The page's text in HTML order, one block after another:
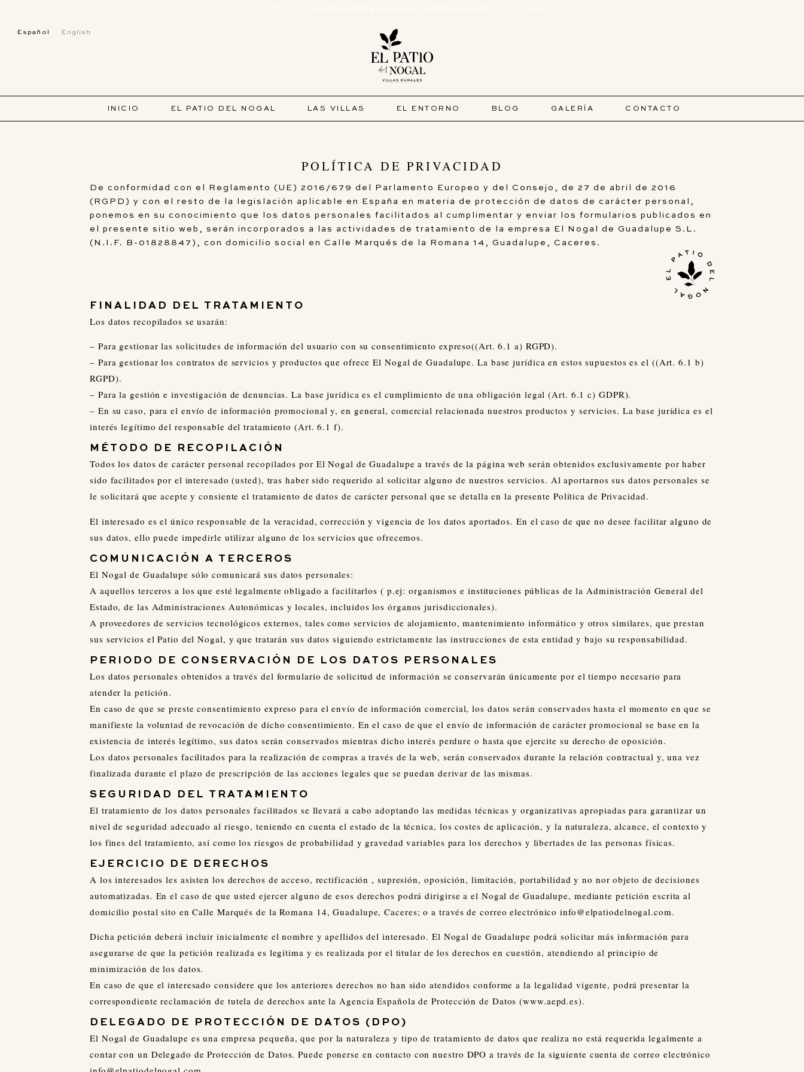
Español English
INICIO EL PATIO DEL NOGAL LAS VILLAS EL ENTORNO BLOG GALERÍA CONTACTO
POLÍTICA DE PRIVACIDAD
De conformidad con el Reglamento (UE) 2016/679 del Parlamento Europeo y del Consejo, de 27 de abril de 2016
(RGPD) y con el resto de la legislación aplicable en España en materia de protección de datos de carácter personal,
ponemos en su conocimiento que los datos personales facilitados al cumplimentar y enviar los formularios publicados en
el presente sitio web, serán incorporados a las actividades de tratamiento de la empresa El Nogal de Guadalupe S.L.
(N.I.F. B-01828847), con domicilio social en Calle Marqués de la Romana 14, Guadalupe, Caceres.
FINALIDAD DEL TRATAMIENTO
Los datos recopilados se usarán:
– Para gestionar las solicitudes de información del usuario con su consentimiento expreso((Art. 6.1 a) RGPD).
– Para gestionar los contratos de servicios y productos que ofrece El Nogal de Guadalupe. La base jurídica en estos supuestos es el ((Art. 6.1 b)
RGPD).
– Para la gestión e investigación de denuncias. La base jurídica es el cumplimiento de una obligación legal (Art. 6.1 c) GDPR).
– En su caso, para el envío de información promocional y, en general, comercial relacionada nuestros productos y servicios. La base jurídica es el
interés legítimo del responsable del tratamiento (Art. 6.1 f).
MÉTODO DE RECOPILACIÓN
Todos los datos de carácter personal recopilados por El Nogal de Guadalupe a través de la página web serán obtenidos exclusivamente por haber
sido facilitados por el interesado (usted), tras haber sido requerido al solicitar alguno de nuestros servicios. Al aportarnos sus datos personales se
le solicitará que acepte y consiente el tratamiento de datos de carácter personal que se detalla en la presente Política de Privacidad.
El interesado es el único responsable de la veracidad, corrección y vigencia de los datos aportados. En el caso de que no desee facilitar alguno de
sus datos, ello puede impedirle utilizar alguno de los servicios que ofrecemos.
COMUNICACIÓN A TERCEROS
El Nogal de Guadalupe sólo comunicará sus datos personales:
A aquellos terceros a los que esté legalmente obligado a facilitarlos ( p.ej: organismos e instituciones públicas de la Administración General del
Estado, de las Administraciones Autonómicas y locales, incluidos los órganos jurisdiccionales).
A proveedores de servicios tecnológicos externos, tales como servicios de alojamiento, mantenimiento informático y otros similares, que prestan
sus servicios el Patio del Nogal, y que tratarán sus datos siguiendo estrictamente las instrucciones de esta entidad y bajo su responsabilidad.
PERIODO DE CONSERVACIÓN DE LOS DATOS PERSONALES
Los datos personales obtenidos a través del formulario de solicitud de información se conservarán únicamente por el tiempo necesario para
atender la petición.
En caso de que se preste consentimiento expreso para el envío de información comercial, los datos serán conservados hasta el momento en que se
manifieste la voluntad de revocación de dicho consentimiento. En el caso de que el envío de información de carácter promocional se base en la
existencia de interés legítimo, sus datos serán conservados mientras dicho interés perdure o hasta que ejercite su derecho de oposición.
Los datos personales facilitados para la realización de compras a través de la web, serán conservados durante la relación contractual y, una vez
finalizada durante el plazo de prescripción de las acciones legales que se puedan derivar de las mismas.
SEGURIDAD DEL TRATAMIENTO
El tratamiento de los datos personales facilitados se llevará a cabo adoptando las medidas técnicas y organizativas apropiadas para garantizar un
nivel de seguridad adecuado al riesgo, teniendo en cuenta el estado de la técnica, los costes de aplicación, y la naturaleza, alcance, el contexto y
los fines del tratamiento, así como los riesgos de probabilidad y gravedad variables para los derechos y libertades de las personas físicas.
EJERCICIO DE DERECHOS
A los interesados les asisten los derechos de acceso, rectificación , supresión, oposición, limitación, portabilidad y no nor objeto de decisiones
automatizadas. En el caso de que usted ejercer alguno de esos derechos podrá dirigirse a el Nogal de Guadalupe, mediante petición escrita al
domicilio postal sito en Calle Marqués de la Romana 14, Guadalupe, Caceres; o a través de correo electrónico info@elpatiodelnogal.com.
Dicha petición deberá incluir inicialmente el nombre y apellidos del interesado. El Nogal de Guadalupe podrá solicitar más información para
asegurarse de que la petición realizada es legítima y es realizada por el titular de los derechos en cuestión, atendiendo al principio de
minimización de los datos.
En caso de que el interesado considere que los anteriores derechos no han sido atendidos conforme a la legalidad vigente, podrá presentar la
correspondiente reclamación de tutela de derechos ante la Agencia Española de Protección de Datos (www.aepd.es).
DELEGADO DE PROTECCIÓN DE DATOS (DPO)
El Nogal de Guadalupe es una empresa pequeña, que por la naturaleza y tipo de tratamiento de datos que realiza no está requerida legalmente a
contar con un Delegado de Protección de Datos. Puede ponerse en contacto con nuestro DPO a través de la siguiente cuenta de correo electrónico